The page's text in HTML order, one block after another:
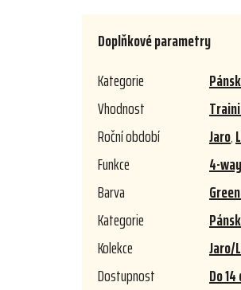
Doplňkové parametry
Kategorie
Vhodnost
Roční období
Jaro,
Funkce
4-
Barva
Kategorie
Kolekce
Jaro/
Dostupnost
Do